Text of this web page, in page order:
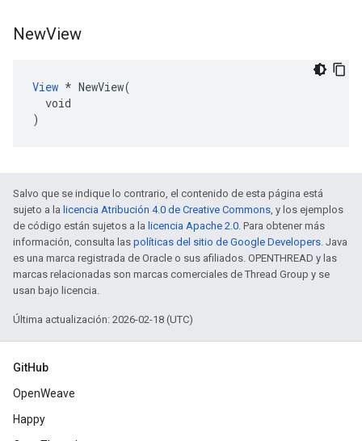
NewView
View * NewView(
  void
)
Salvo que se indique lo contrario, el contenido de esta página está
sujeto a la licencia Atribución 4.0 de Creative Commons, y los ejemplos
de código están sujetos a la licencia Apache 2.0. Para obtener más
información, consulta las políticas del sitio de Google Developers. Java
es una marca registrada de Oracle o sus afiliados. OPENTHREAD y las
marcas relacionadas son marcas comerciales de Thread Group y se
usan bajo licencia.
Última actualización: 2026-02-18 (UTC)
GitHub
OpenWeave
Happy